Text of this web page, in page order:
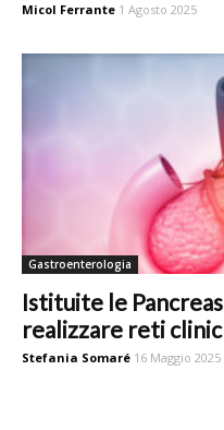
Micol Ferrante 1 Agosto 2025
Gastroenterologia
Istituite le
realizzare reti
Stefania Somaré 16 Maggio 2025